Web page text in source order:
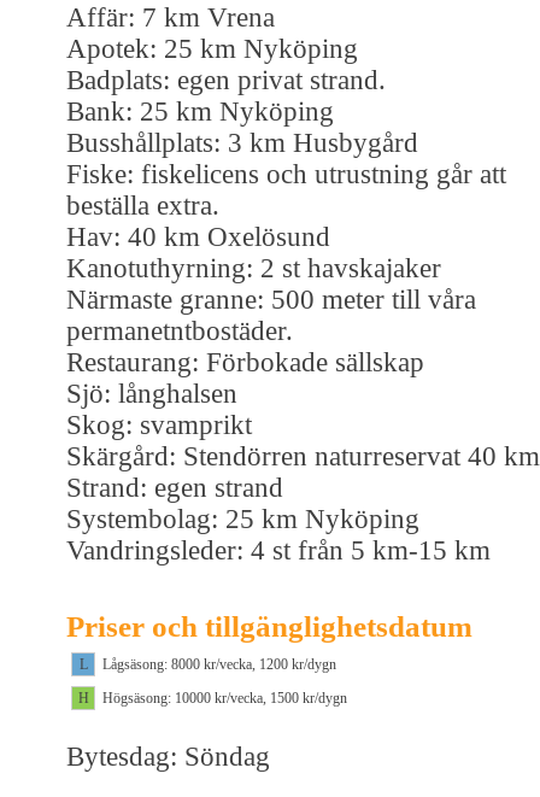
Affär: 7 km Vrena
Apotek: 25 km Nyköping
Badplats: egen privat strand.
Bank: 25 km Nyköping
Busshållplats: 3 km Husbygård
Fiske: fiskelicens och utrustning går att
beställa extra.
Hav: 40 km Oxelösund
Kanotuthyrning: 2 st havskajaker
Närmaste granne: 500 meter till våra
permanetntbostäder.
Restaurang: Förbokade sällskap
Sjö: långhalsen
Skog: svamprikt
Skärgård: Stendörren naturreservat 40 km
Strand: egen strand
Systembolag: 25 km Nyköping
Vandringsleder: 4 st från 5 km-15 km
Priser och tillgänglighetsdatum
L
Lågsäsong: 8000 kr/vecka, 1200 kr/dygn
H
Högsäsong: 10000 kr/vecka, 1500 kr/dygn
Bytesdag: Söndag